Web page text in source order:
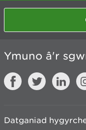
Ymuno â'r
Datganiad